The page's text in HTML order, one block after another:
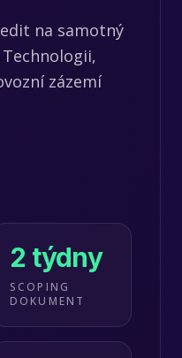
na samotný
zázemí
2 týdny
SCOPING
DOKUMENT